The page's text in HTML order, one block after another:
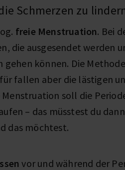
Schmerzen zu
freie Menstruation. Bei
die ausgesendet werden
können. Die
fallen aber die lästigen
soll die
– das müsstest du
das möchtest.
vor und während der